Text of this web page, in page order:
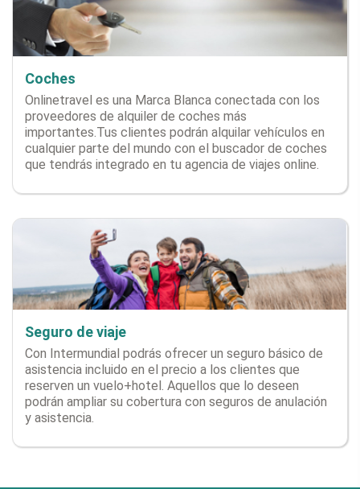
Coches
Onlinetravel es una Marca Blanca conectada con los
proveedores de alquiler de coches más
importantes.Tus clientes podrán alquilar vehículos en
cualquier parte del mundo con el buscador de coches
que tendrás integrado en tu agencia de viajes online.
Seguro de viaje
Con Intermundial podrás ofrecer un seguro básico de
asistencia incluido en el precio a los clientes que
reserven un vuelo+hotel. Aquellos que lo deseen
podrán ampliar su cobertura con seguros de anulación
y asistencia.